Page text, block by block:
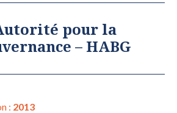
pour la
– HABG
: 2013